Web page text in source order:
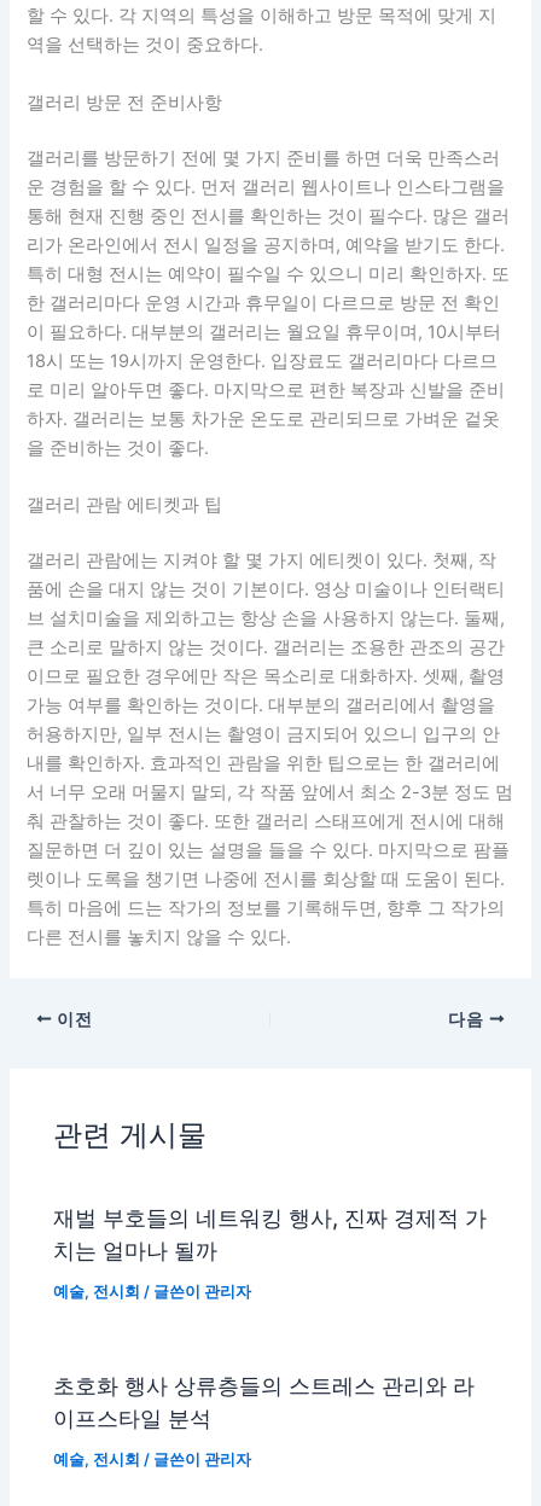
할 수 있다. 각 지역의 특성을 이해하고 방문 목적에 맞게 지
역을 선택하는 것이 중요하다.
갤러리 방문 전 준비사항
갤러리를 방문하기 전에 몇 가지 준비를 하면 더욱 만족스러
운 경험을 할 수 있다. 먼저 갤러리 웹사이트나 인스타그램을
통해 현재 진행 중인 전시를 확인하는 것이 필수다. 많은 갤러
리가 온라인에서 전시 일정을 공지하며, 예약을 받기도 한다.
특히 대형 전시는 예약이 필수일 수 있으니 미리 확인하자. 또
한 갤러리마다 운영 시간과 휴무일이 다르므로 방문 전 확인
이 필요하다. 대부분의 갤러리는 월요일 휴무이며, 10시부터
18시 또는 19시까지 운영한다. 입장료도 갤러리마다 다르므
로 미리 알아두면 좋다. 마지막으로 편한 복장과 신발을 준비
하자. 갤러리는 보통 차가운 온도로 관리되므로 가벼운 겉옷
을 준비하는 것이 좋다.
갤러리 관람 에티켓과 팁
갤러리 관람에는 지켜야 할 몇 가지 에티켓이 있다. 첫째, 작
품에 손을 대지 않는 것이 기본이다. 영상 미술이나 인터랙티
브 설치미술을 제외하고는 항상 손을 사용하지 않는다. 둘째,
큰 소리로 말하지 않는 것이다. 갤러리는 조용한 관조의 공간
이므로 필요한 경우에만 작은 목소리로 대화하자. 셋째, 촬영
가능 여부를 확인하는 것이다. 대부분의 갤러리에서 촬영을
허용하지만, 일부 전시는 촬영이 금지되어 있으니 입구의 안
내를 확인하자. 효과적인 관람을 위한 팁으로는 한 갤러리에
서 너무 오래 머물지 말되, 각 작품 앞에서 최소 2-3분 정도 멈
춰 관찰하는 것이 좋다. 또한 갤러리 스태프에게 전시에 대해
질문하면 더 깊이 있는 설명을 들을 수 있다. 마지막으로 팜플
렛이나 도록을 챙기면 나중에 전시를 회상할 때 도움이 된다.
특히 마음에 드는 작가의 정보를 기록해두면, 향후 그 작가의
다른 전시를 놓치지 않을 수 있다.
이전 다음
관련 게시물
재벌 부호들의 네트워킹 행사, 진짜 경제적 가
치는 얼마나 될까
예술, 전시회 / 글쓴이관리자
초호화 행사 상류층들의 스트레스 관리와 라
이프스타일 분석
예술, 전시회 / 글쓴이관리자